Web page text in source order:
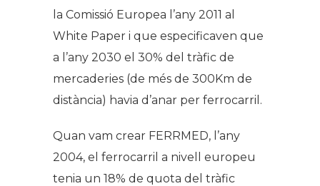
la Comissió Europea l’any 2011 al
White Paper i que especificaven que
a l’any 2030 el 30% del tràfic de
mercaderies (de més de 300Km de
distància) havia d’anar per ferrocarril.
Quan vam crear FERRMED, l’any
2004, el ferrocarril a nivell europeu
tenia un 18% de quota del tràfic